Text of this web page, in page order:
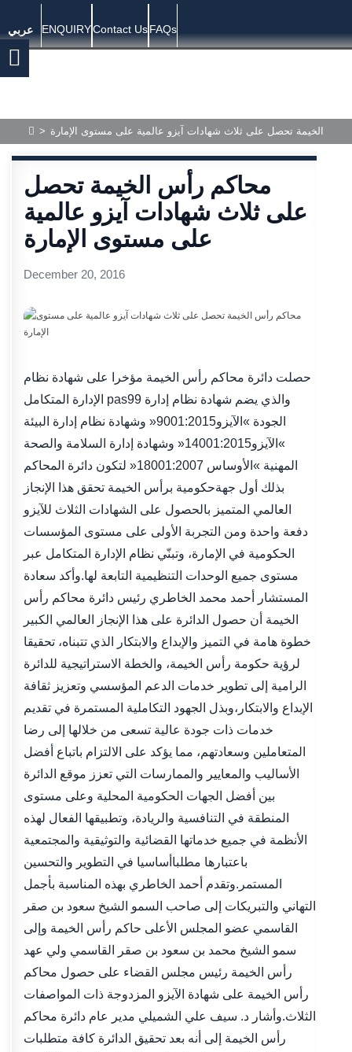
عربي ENQUIRYContact UsFAQs
> رأس الخيمة تحصل على ثلاث شهادات آيزو عالمية على مستوى الإمارة
محاكم رأس الخيمة تحصل
على ثلاث شهادات آيزو عالمية
على مستوى الإمارة
December 20, 2016
حصلت دائرة محاكم رأس الخيمة مؤخرا على شهادة نظام
الإدارة المتكامل pas99 والذي يضم شهادة نظام إدارة
الجودة »الآيزو9001:2015« وشهادة نظام إدارة البيئة
»الآيزو14001:2015« وشهادة إدارة السلامة والصحة
المهنية »الأوساس 18001:2007« لتكون دائرة المحاكم
بذلك أول جهةحكومية برأس الخيمة تحقق هذا الإنجاز
العالمي المتميز بالحصول على الشهادات الثلاث للآيزو
دفعة واحدة ومن التجربة الأولى على مستوى المؤسسات
الحكومية في الإمارة، وتبنّي نظام الإدارة المتكامل عبر
مستوى جميع الوحدات التنظيمية التابعة لها.وأكد سعادة
المستشار أحمد محمد الخاطري رئيس دائرة محاكم رأس
الخيمة أن حصول الدائرة على هذا الإنجاز العالمي الكبير
خطوة هامة في التميز والإبداع والابتكار الذي تتبناه، تحقيقا
لرؤية حكومة رأس الخيمة، والخطة الاستراتيجية للدائرة
الرامية إلى تطوير خدمات الدعم المؤسسي وتعزيز ثقافة
الإبداع والابتكار،وبذل الجهود التكاملية المستمرة في تقديم
خدمات ذات جودة عالية تسعى من خلالها إلى رضا
المتعاملين وسعادتهم، مما يؤكد على الالتزام باتباع أفضل
الأساليب والمعايير والممارسات التي تعزز موقع الدائرة
بين أفضل الجهات الحكومية المحلية وعلى مستوى
المنطقة في التنافسية والريادة، وتطبيقها الفعال لهذه
الأنظمة في جميع خدماتها القضائية والتوثيقية والمجتمعية
باعتبارها مطلباأساسيا في التطوير والتحسين
المستمر.وتقدم أحمد الخاطري بهذه المناسبة بأجمل
التهاني والتبريكات إلى صاحب السمو الشيخ سعود بن صقر
القاسمي عضو المجلس الأعلى حاكم رأس الخيمة وإلى
سمو الشيخ محمد بن سعود بن صقر القاسمي ولي عهد
رأس الخيمة رئيس مجلس القضاء على حصول محاكم
رأس الخيمة على شهادة الآيزو المزدوجة ذات المواصفات
الثلاث.وأشار د. سيف علي الشميلي مدير عام دائرة محاكم
رأس الخيمة إلى أنه بعد تحقيق الدائرة كافة متطلبات